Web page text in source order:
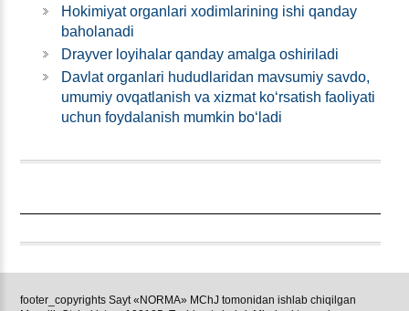
Hokimiyat organlari хodimlarining ishi qanday
baholanadi
Drayver loyihalar qanday amalga oshiriladi
Davlat organlari hududlaridan mavsumiy savdo,
umumiy ovqatlanish va хizmat koʻrsatish faoliyati
uchun foydalanish mumkin boʻladi
footer_copyrights Sayt «NORMA» MChJ tomonidan ishlab chiqilgan